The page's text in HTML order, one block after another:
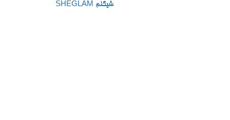
شیگلم SHEGLAM